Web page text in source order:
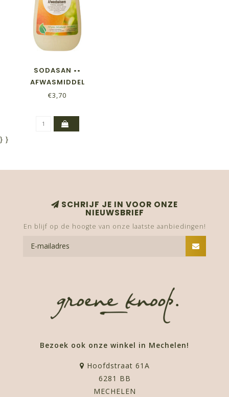
SODASAN ••
AFWASMIDDEL
SINAASAPPEL BALSEM
€3,70
} }
SCHRIJF JE IN VOOR ONZE
NIEUWSBRIEF
En blijf op de hoogte van onze laatste aanbiedingen!
Bezoek ook onze winkel in Mechelen!
Hoofdstraat 61A
6281 BB
MECHELEN